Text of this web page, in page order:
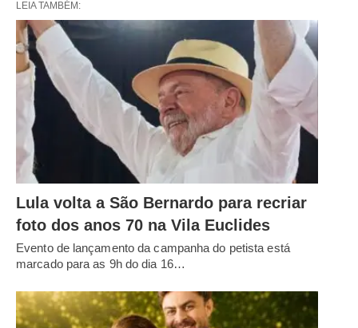
LEIA TAMBÉM:
Lula volta a São Bernardo para recriar
foto dos anos 70 na Vila Euclides
Evento de lançamento da campanha do petista está
marcado para as 9h do dia 16…